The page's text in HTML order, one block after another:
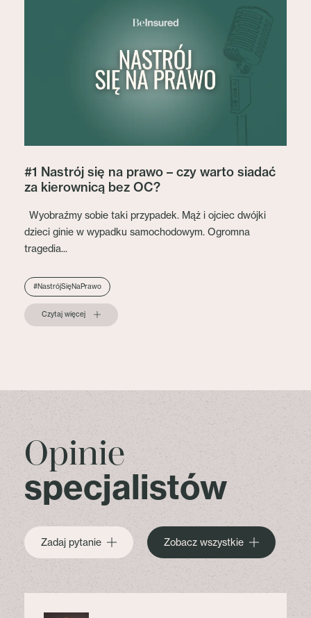
#1 Nastrój się na prawo – czy warto siadać
za kierownicą bez OC?
Wyobraźmy sobie taki przypadek. Mąż i ojciec dwójki
dzieci ginie w wypadku samochodowym. Ogromna
tragedia...
#NastrójSięNaPrawo
Czytaj więcej
Opinie
specjalistów
Zadaj pytanie Zobacz wszystkie